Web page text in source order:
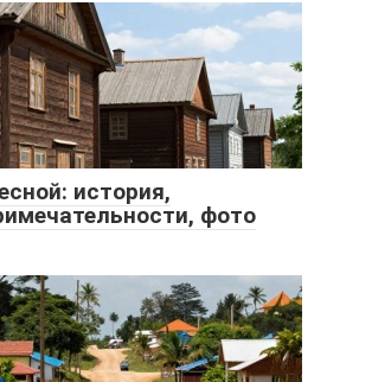
история,
фото